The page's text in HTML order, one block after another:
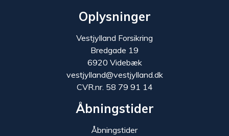
Oplysninger
Vestjylland Forsikring
Bredgade 19
6920 Videbæk
vestjylland@vestjylland.dk
CVR.nr. 58 79 91 14
Åbningstider
Åbningstider